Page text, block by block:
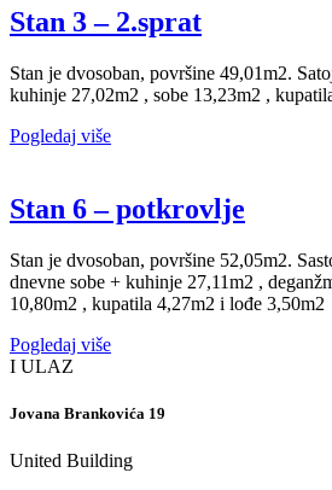
Stan 3 – 2.sprat
Stan je dvosoban, površine 49,01m2.
kuhinje 27,02m2 , sobe 13,23m2 ,
Pogledaj više
Stan 6 – potkrovlje
Stan je dvosoban, površine 52,05m2.
dnevne sobe + kuhinje 27,11m2 ,
10,80m2 , kupatila 4,27m2 i lođe 3,50m2
Pogledaj više
I ULAZ
Jovana Brankovića 19
United Building